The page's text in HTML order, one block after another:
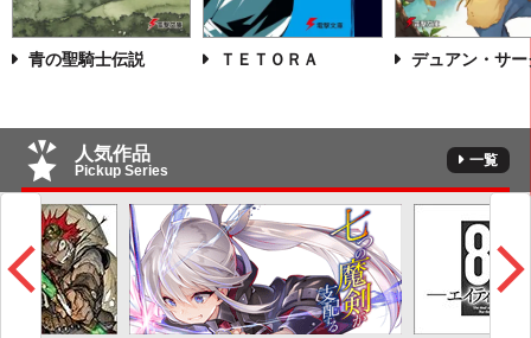
青の聖騎士伝説 ＴＥＴＯＲＡ デュアン・サー
人気作品
Pickup Series
一覧